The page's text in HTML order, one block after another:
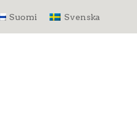
Suomi Svenska